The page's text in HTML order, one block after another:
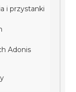
i przystanki
Adonis